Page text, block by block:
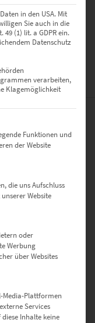
90 x 60 cm, 120 x 80
in den USA. Mit
Sie auch in die
(1) lit. a GDPR ein.
Datenschutz
verarbeiten,
Klagemöglichkeit
die eine Einwilligung
Funktionen und
der Website
die uns Aufschluss
Website
oder
Werbung
über Websites
Plattformen
Services
Inhalte keine